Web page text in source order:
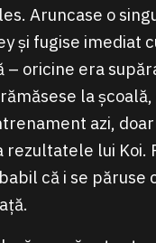
Aruncase o
și fugise imediat
– oricine era
la școală,
azi,
rezultatele lui Koi.
că i se păruse